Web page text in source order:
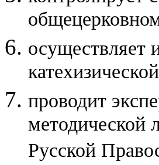
осуществляет
проводит
методической
Русской